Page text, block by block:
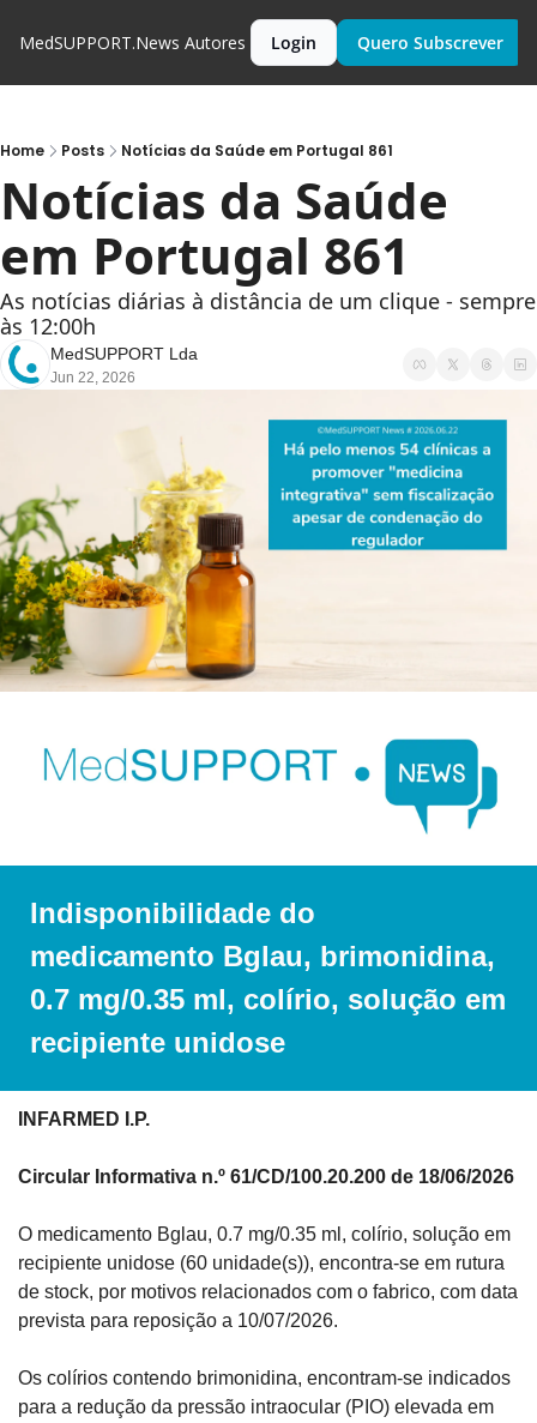
MedSUPPORT.News Autores Login Quero Subscrever
Home Posts Notícias da Saúde em Portugal 861
Notícias da Saúde
em Portugal 861
As notícias diárias à distância de um clique - sempre
às 12:00h
MedSUPPORT Lda
Jun 22, 2026
Indisponibilidade do
medicamento Bglau, brimonidina,
0.7 mg/0.35 ml, colírio, solução em
recipiente unidose
INFARMED I.P.
Circular Informativa n.º 61/CD/100.20.200 de 18/06/2026
O medicamento Bglau, 0.7 mg/0.35 ml, colírio, solução em
recipiente unidose (60 unidade(s)), encontra-se em rutura
de stock, por motivos relacionados com o fabrico, com data
prevista para reposição a 10/07/2026.
Os colírios contendo brimonidina, encontram-se indicados
para a redução da pressão intraocular (PIO) elevada em